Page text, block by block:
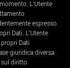
L’Utente
espresso.
Dati. L’Utente
Dati
giuridica diversa
sul diritto